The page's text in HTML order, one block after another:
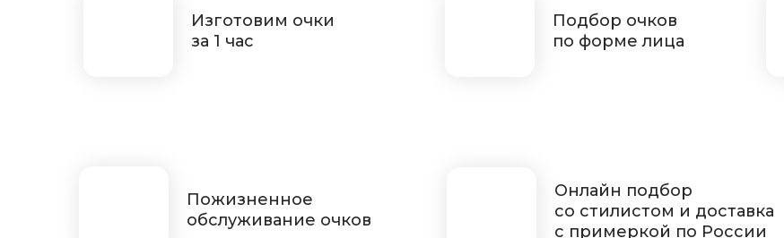
Изготовим очки
за 1 час
Подбор очков
по форме лица
Пожизненное
обслуживание очков
Онлайн подбор
со стилистом и доставка
с примеркой по России